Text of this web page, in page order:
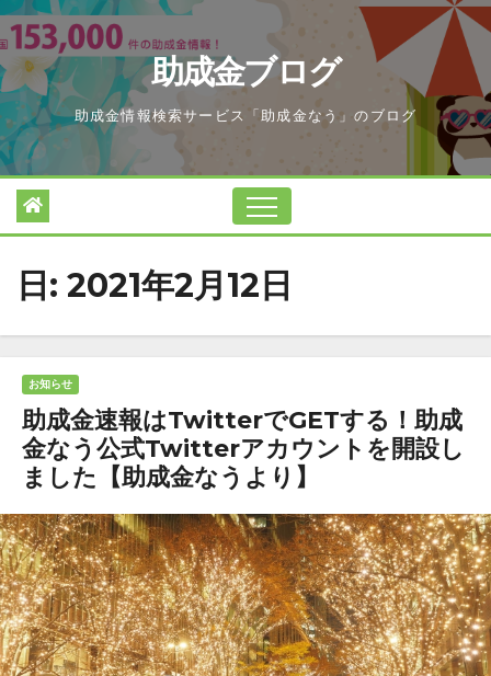
Skip
to
content
助成金ブログ
助成金情報検索サービス「助成金なう」のブログ
日: 2021年2月12日
お知らせ
助成金速報はTwitterでGETする！助成
金なう公式Twitterアカウントを開設し
ました【助成金なうより】